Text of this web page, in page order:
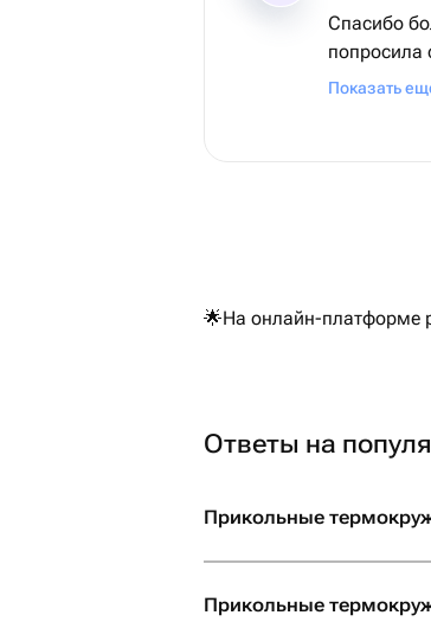
Спасибо
попросила
тоннах,
Показать
🌟На онлайн-платформе
Ответы на
Прикольные
Прикольные